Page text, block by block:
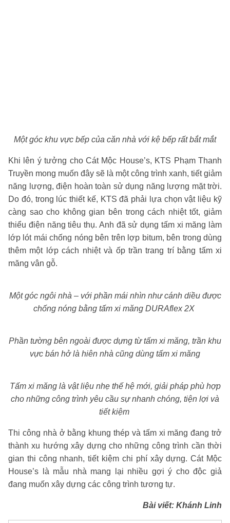
Một góc khu vực bếp của căn nhà với kệ bếp rất bắt mắt
Khi lên ý tưởng cho Cát Mộc House’s, KTS Phạm Thanh
Truyền mong muốn đây sẽ là một công trình xanh, tiết giảm
năng lượng, điện hoàn toàn sử dụng năng lượng mặt trời.
Do đó, trong lúc thiết kế, KTS đã phải lựa chọn vật liệu kỹ
càng sao cho không gian bên trong cách nhiệt tốt, giảm
thiểu điện năng tiêu thụ. Anh đã sử dụng tấm xi măng làm
lớp lót mái chống nóng bên trên lợp bitum, bên trong dùng
thêm một lớp cách nhiệt và ốp trần trang trí bằng tấm xi
măng vân gỗ.
Một góc ngôi nhà – với phần mái nhìnnhư cánh diều được
chống nóng bằng tấm xi măng DURAflex 2X
Phần tường bên ngoài được dựng từ tấm xi măng, trần khu
vực bán hở là hiên nhà cũng dùng tấm xi măng
Tấm xi măng là vật liệu nhẹ thế hệ mới, giải pháp phù hợp
cho những công trình yêu cầu sự nhanh chóng, tiện lợi và
tiết kiệm
Thi công nhà ở bằng khung thép và tấm xi măng đang trở
thành xu hướng xây dựng cho những công trình cần thời
gian thi công nhanh, tiết kiệm chi phí xây dựng. Cát Mộc
House’s là mẫu nhà mang lại nhiều gợi ý cho độc giả
đang muốn xây dựng các công trình tương tự.
Bài viết: Khánh Linh